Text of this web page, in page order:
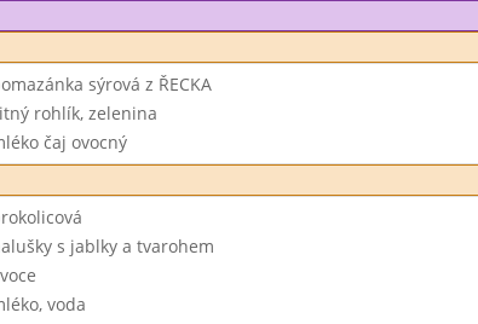
sýrová z ŘECKA
rohlík, zelenina
čaj ovocný
s jablky a tvarohem
voda